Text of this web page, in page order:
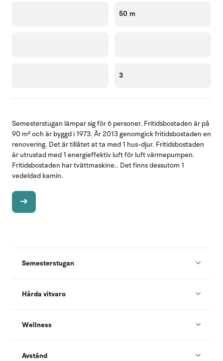
50 m
3
Semesterstugan lämpar sig för 6 personer. Fritidsbostaden är på
90 m² och är byggd i 1973. År 2013 genomgick fritidsbostaden en
renovering. Det är tillåtet at ta med 1 hus-djur. Fritidsbostaden
är utrustad med 1 energieffektiv luft för luft värmepumpen.
Fritidsbostaden har tvättmaskine.. Det finns dessutom 1
vedeldad kamin.
Semesterstugan
Hårda vitvaro
Wellness
Avstånd